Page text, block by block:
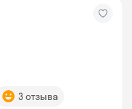
3 отзыва